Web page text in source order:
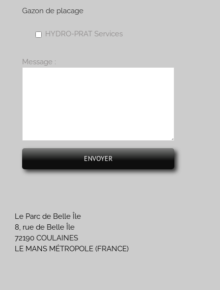
Gazon de placage
HYDRO-PRAT Services
Message :
Le Parc de Belle Île
8, rue de Belle Île
72190 COULAINES
LE MANS MÉTROPOLE (FRANCE)